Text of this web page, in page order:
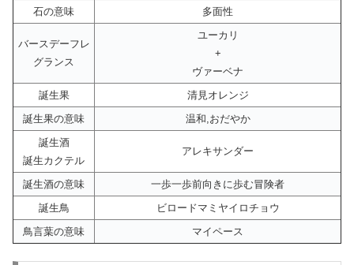
石の意味
多面性
バースデーフレ
グランス
ユーカリ
+
ヴァーベナ
誕生果
清見オレンジ
誕生果の意味
温和,おだやか
誕生酒
誕生カクテル
アレキサンダー
誕生酒の意味
一歩一歩前向きに歩む冒険者
誕生鳥
ビロードマミヤイロチョウ
鳥言葉の意味
マイペース